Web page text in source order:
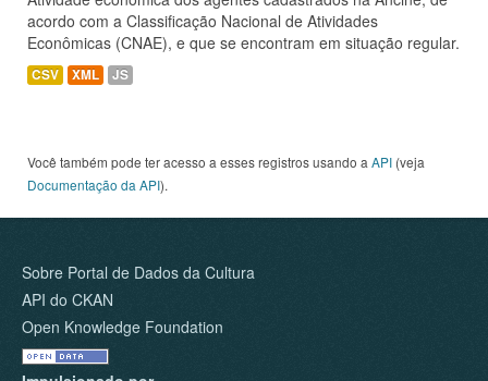
acordo com a Classificação Nacional de Atividades
Econômicas (CNAE), e que se encontram em situação regular.
CSV XML JS
Você também pode ter acesso a esses registros usando a API (veja
Documentação da API).
Sobre Portal de Dados da Cultura
API do CKAN
Open Knowledge Foundation